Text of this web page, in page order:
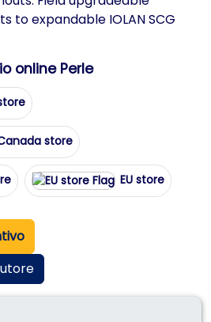
to expandable IOLAN SCG
online Perle
store
EU store